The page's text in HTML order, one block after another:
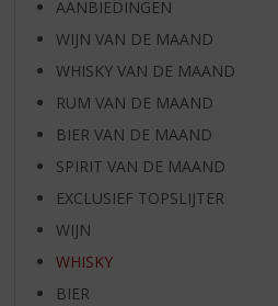
AANBIEDINGEN
WIJN VAN DE MAAND
WHISKY VAN DE MAAND
RUM VAN DE MAAND
BIER VAN DE MAAND
SPIRIT VAN DE MAAND
EXCLUSIEF TOPSLIJTER
WIJN
WHISKY
BIER